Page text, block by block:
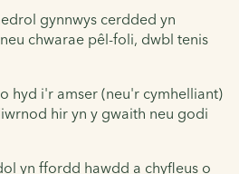
gynnwys cerdded yn
chwarae pêl-foli, dwbl tenis
hyd i'r amser (neu'r cymhelliant)
hir yn y gwaith neu godi
yn ffordd hawdd a chyfleus o